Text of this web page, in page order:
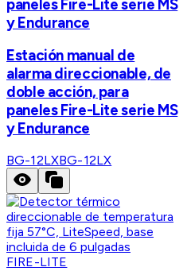
paneles Fire-Lite serie MS
y Endurance
Estación manual de
alarma direccionable, de
doble acción, para
paneles Fire-Lite serie MS
y Endurance
BG-12LXBG-12LX
FIRE-LITE